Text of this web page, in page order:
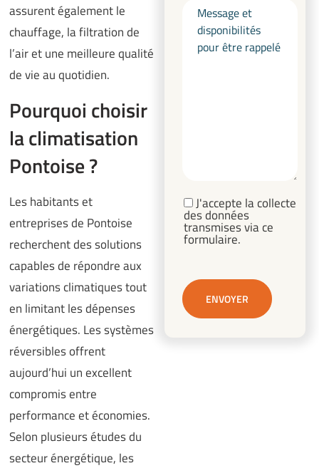
assurent également le
chauffage, la filtration de
l’air et une meilleure qualité
de vie au quotidien.
Pourquoi choisir
la climatisation
Pontoise ?
Les habitants et
entreprises de Pontoise
recherchent des solutions
capables de répondre aux
variations climatiques tout
en limitant les dépenses
énergétiques. Les systèmes
réversibles offrent
aujourd’hui un excellent
compromis entre
performance et économies.
Selon plusieurs études du
secteur énergétique, les
J'accepte la collecte
des données
transmises via ce
formulaire.